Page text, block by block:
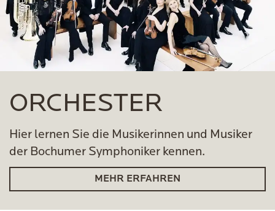
ORCHESTER
Hier lernen Sie die Musikerinnen und Musiker
der Bochumer Symphoniker kennen.
MEHR ERFAHREN